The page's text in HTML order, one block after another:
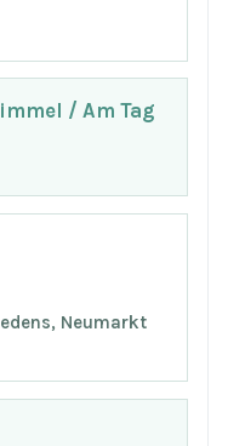
/ Am Tag
Neumarkt